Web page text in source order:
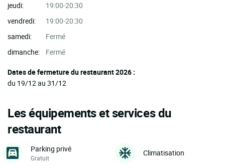
jeudi:
19:00-20:30
vendredi:
19:00-20:30
samedi:
Fermé
dimanche:
Fermé
Dates de fermeture du restaurant 2026 :
du 19/12 au 31/12
Les équipements et services du
restaurant
Parking privé
Gratuit
Climatisation